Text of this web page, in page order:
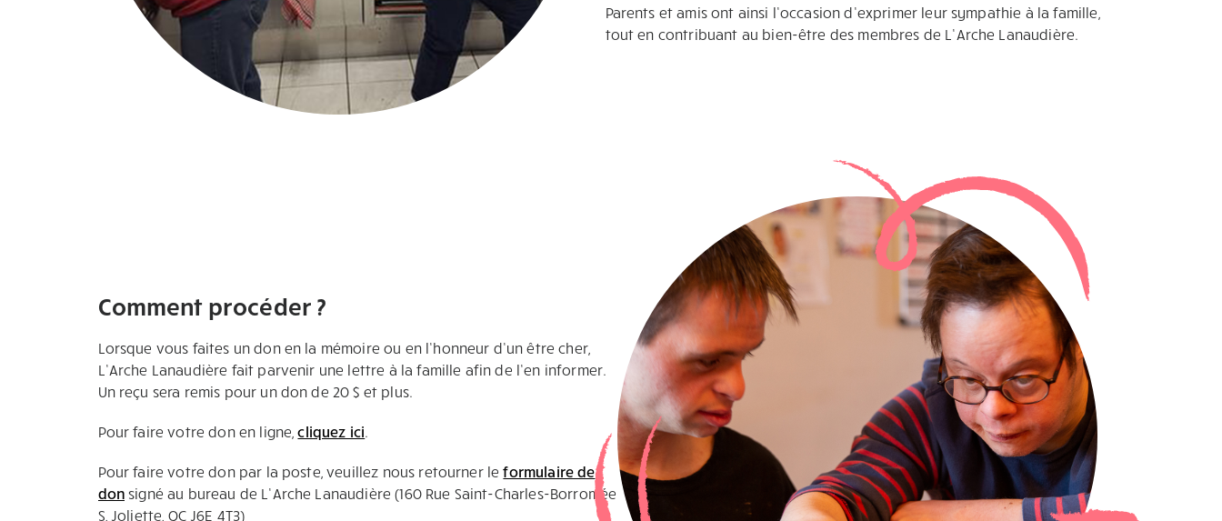
Parents et amis ont ainsi l’occasion d’exprimer leur sympathie à la famille,
tout en contribuant au bien-être des membres de L’Arche Lanaudière.
Comment procéder ?
Lorsque vous faites un don en la mémoire ou en l’honneur d’un être cher,
L’Arche Lanaudière fait parvenir une lettre à la famille afin de l’en informer.
Un reçu sera remis pour un don de 20 $ et plus.
Pour faire votre don en ligne,cliquez ici.
Pour faire votre don par la poste, veuillez nous retourner leformulaire de
donsigné au bureau de L’Arche Lanaudière (160 Rue Saint-Charles-Borromée
S, Joliette, QC J6E 4T3)